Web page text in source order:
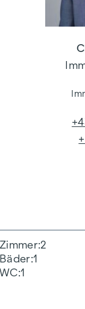
Zimmer 2
Bäder 1
WC 1